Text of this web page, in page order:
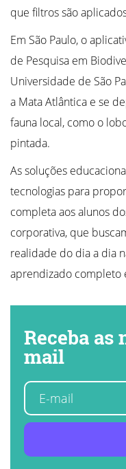
que filtros são
Em São Paulo, o
de Pesquisa em
Universidade de São
a Mata Atlântica e se
fauna local, como o
pintada.
As soluções
tecnologias para
completa aos alunos
corporativa, que
realidade do dia a dia
aprendizado completo
Receba as
mail